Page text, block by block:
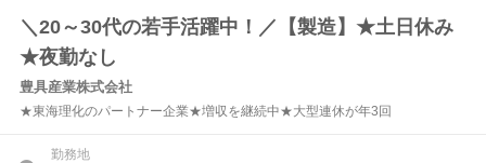
＼20～30代の若手活躍中！／【製造】★土日休み
★夜勤なし
豊具産業株式会社
★東海理化のパートナー企業★増収を継続中★大型連休が年3回
勤務地